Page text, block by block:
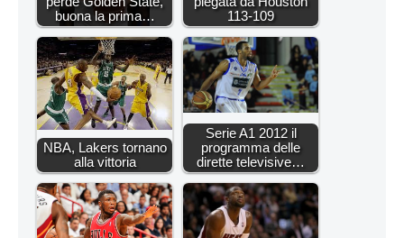
buona la prima…
113-109
NBA, Lakers tornano
alla vittoria
Serie A1 2012 il
programma delle
dirette televisive…